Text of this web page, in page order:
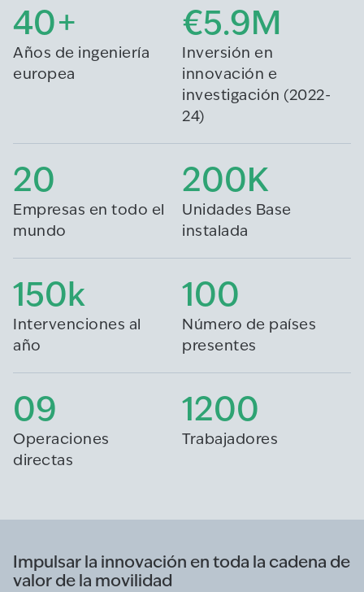
40+
Años de ingeniería
europea
€5.9M
Inversión en
innovación e
investigación (2022-
24)
20
Empresas en todo el
mundo
200K
Unidades Base
instalada
150k
Intervenciones al
año
100
Número de países
presentes
09
Operaciones
directas
1200
Trabajadores
Impulsar la innovación en toda la cadena de
valor de la movilidad